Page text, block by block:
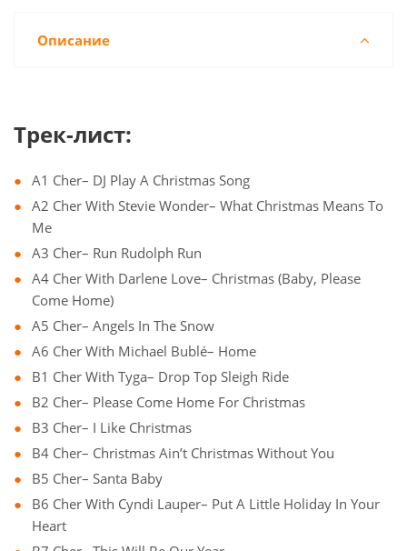
Описание
Трек-лист:
A1 Cher– DJ Play A Christmas Song
A2 Cher With Stevie Wonder– What Christmas Means To
Me
A3 Cher– Run Rudolph Run
A4 Cher With Darlene Love– Christmas (Baby, Please
Come Home)
A5 Cher– Angels In The Snow
A6 Cher With Michael Bublé– Home
B1 Cher With Tyga– Drop Top Sleigh Ride
B2 Cher– Please Come Home For Christmas
B3 Cher– I Like Christmas
B4 Cher– Christmas Ain’t Christmas Without You
B5 Cher– Santa Baby
B6 Cher With Cyndi Lauper– Put A Little Holiday In Your
Heart